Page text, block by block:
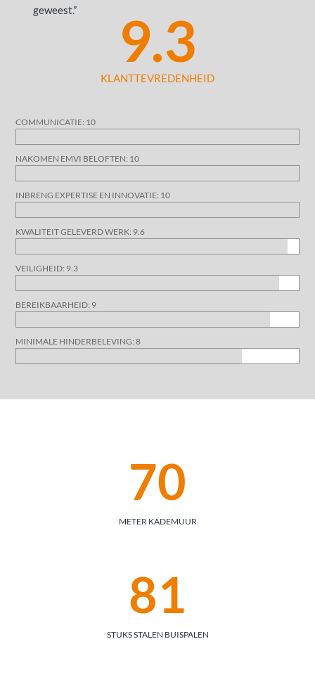
geweest.”
9.3
KLANTTEVREDENHEID
COMMUNICATIE: 10
NAKOMEN EMVI BELOFTEN: 10
INBRENG EXPERTISE EN INNOVATIE: 10
KWALITEIT GELEVERD WERK: 9.6
VEILIGHEID: 9.3
BEREIKBAARHEID: 9
MINIMALE HINDERBELEVING: 8
70
METER KADEMUUR
81
STUKS STALEN BUISPALEN